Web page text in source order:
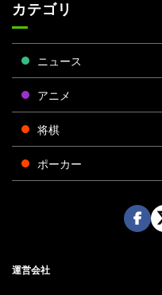
カテゴリ
ニュース
アニメ
将棋
ポーカー
運営会社